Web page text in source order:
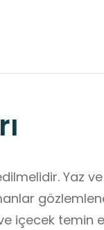
Yaz
içecek temin